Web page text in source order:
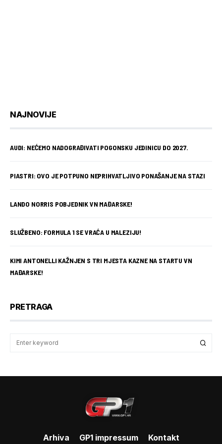
NAJNOVIJE
AUDI: NEĆEMO NADOGRAĐIVATI POGONSKU JEDINICU DO 2027.
PIASTRI: OVO JE POTPUNO NEPRIHVATLJIVO PONAŠANJE NA STAZI
LANDO NORRIS POBJEDNIK VN MAĐARSKE!
SLUŽBENO: FORMULA 1 SE VRAĆA U MALEZIJU!
KIMI ANTONELLI KAŽNJEN S TRI MJESTA KAZNE NA STARTU VN
MAĐARSKE!
PRETRAGA
Arhiva GP1 impressum Kontakt